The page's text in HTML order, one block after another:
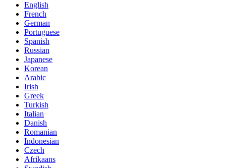
English
French
German
Portuguese
Spanish
Russian
Japanese
Korean
Arabic
Irish
Greek
Turkish
Italian
Danish
Romanian
Indonesian
Czech
Afrikaans